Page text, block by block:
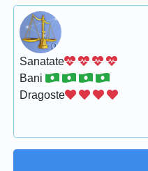
Sanatate
Bani
Dragoste